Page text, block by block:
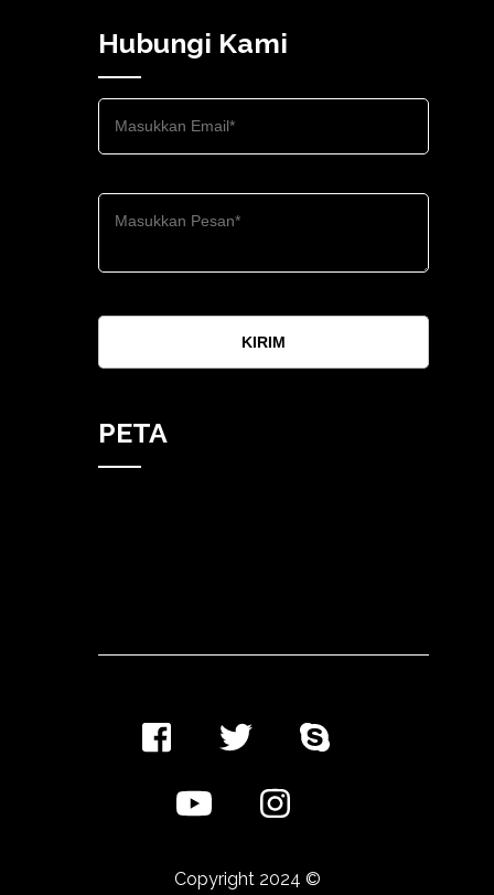
Hubungi Kami
KIRIM
PETA
Copyright 2024 ©